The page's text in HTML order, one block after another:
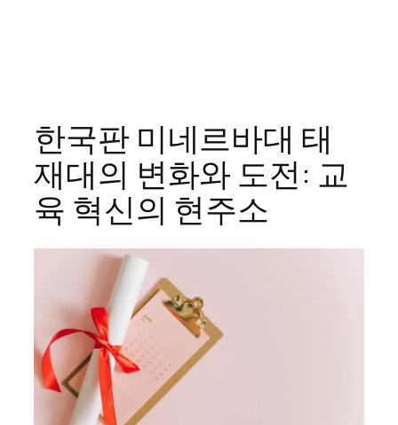
한국판 미네르바대 태
재대의 변화와 도전: 교
육 혁신의 현주소